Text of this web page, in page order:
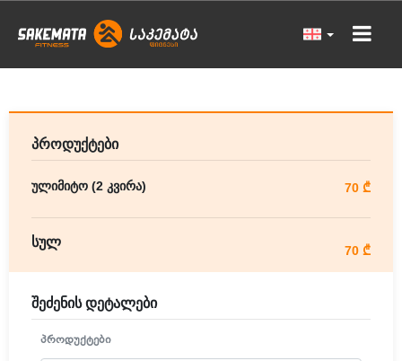
პროდუქტები
ულიმიტო (2 კვირა) 70 ₾
სულ
70 ₾
შეძენის დეტალები
ᲞᲠᲝᲓᲣᲥᲢᲔᲑᲘ